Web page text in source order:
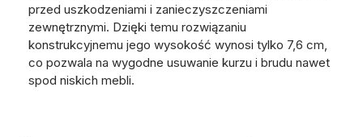
przed uszkodzeniami i zanieczyszczeniami
zewnętrznymi. Dzięki temu rozwiązaniu
konstrukcyjnemu jego wysokość wynosi tylko 7,6 cm
co pozwala na wygodne usuwanie kurzu i brudu nawet
spod niskich mebli.